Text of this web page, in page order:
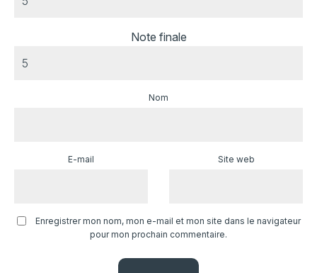
Note finale
Nom
E-mail Site web
Enregistrer mon nom, mon e-mail et mon site dans le navigateur
pour mon prochain commentaire.